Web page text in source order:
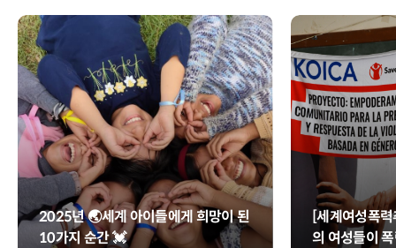
2025년 🌏세계 아이들에게 희망이 된
10가지 순간 💓
[세계여성폭
의 여성들이